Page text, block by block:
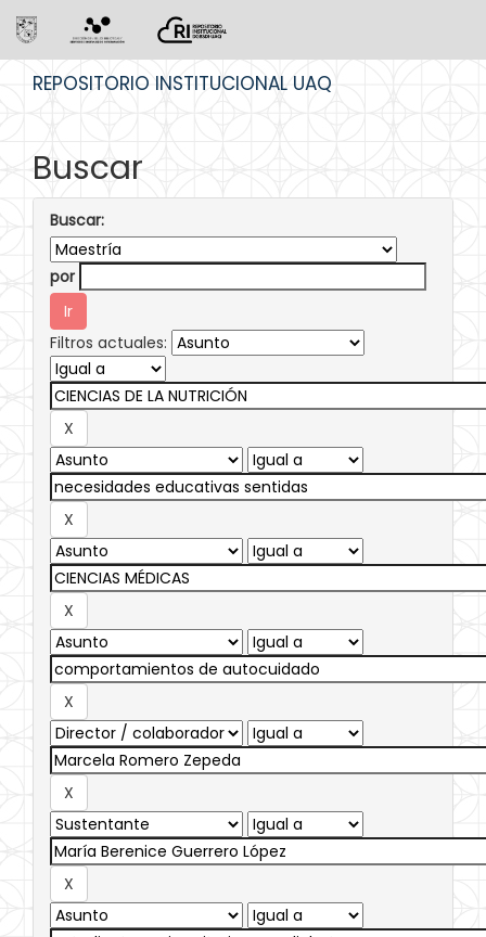
REPOSITORIO INSTITUCIONAL UAQ
Buscar
Buscar:
por
Filtros actuales: